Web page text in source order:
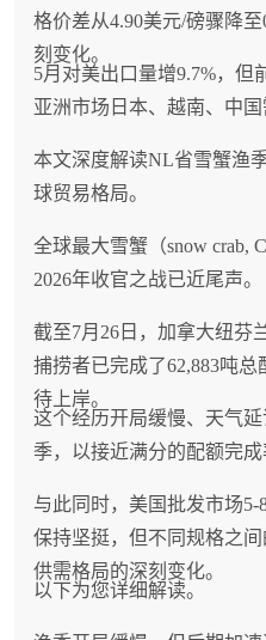
格价差从4.90美元/磅骤降
刻变化。
5月对美出口量增9.7%，但
亚洲市场日本、越南、中国
本文深度解读NL省雪蟹渔
球贸易格局。
全球最大雪蟹（snow crab,
2026年收官之战已近尾声。
截至7月26日，加拿大纽芬
捕捞者已完成了62,883吨总
待上岸。
这个经历开局缓慢、天气
季，以接近满分的配额完成
与此同时，美国批发市场
保持坚挺，但不同规格之
供需格局的深刻变化。
以下为您详细解读。